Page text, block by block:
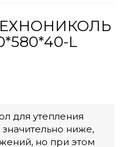
L
для утепления
ниже,
но при этом